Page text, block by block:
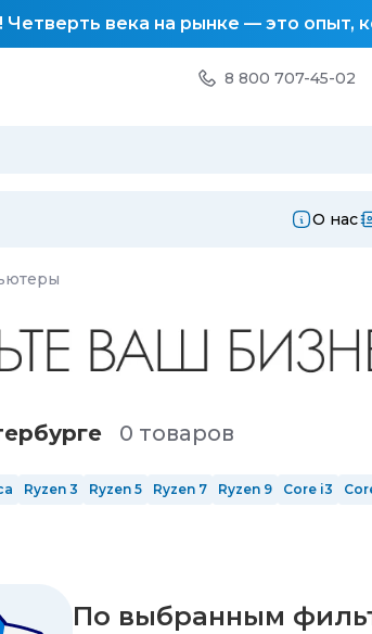
Четверть века на рынке — это опыт,
8 800 707-45-02
О нас
0 товаров
Ryzen 3 Ryzen 5 Ryzen 7 Ryzen 9 Core i3
По выбранным